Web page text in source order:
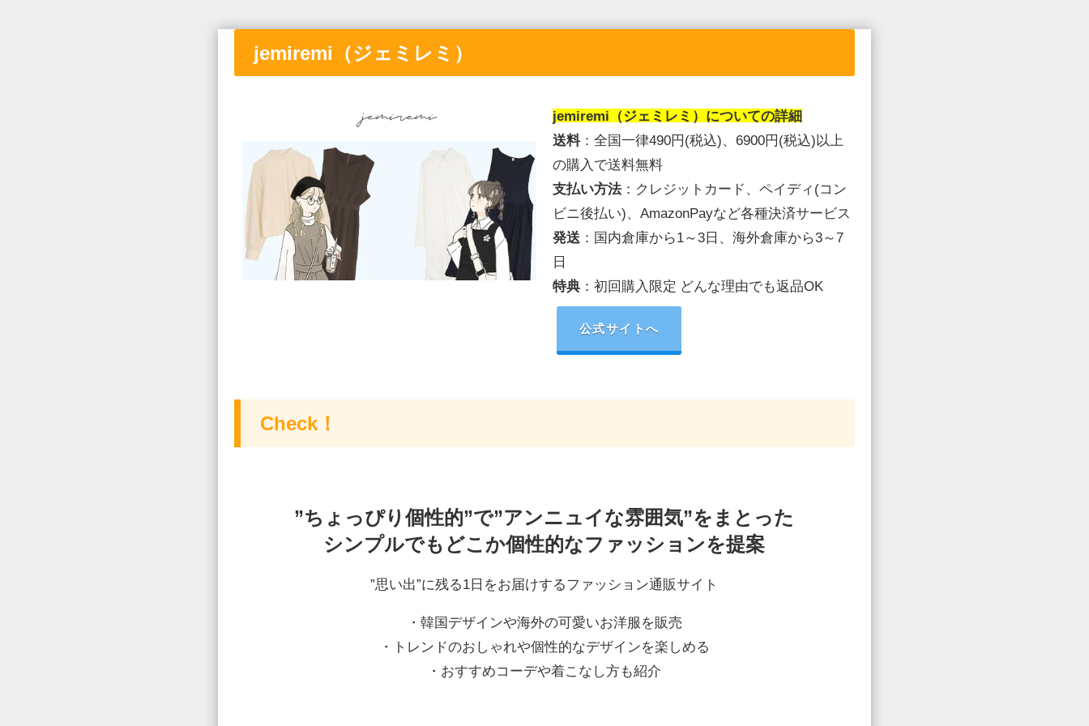
jemiremi（ジェミレミ）
jemiremi（ジェミレミ） についての詳細
送料：全国一律490円(税込)、6900円(税込)以上
の購入で送料無料
支払い方法：クレジットカード、ペイディ(コン
ビニ後払い)、AmazonPayなど各種決済サービス
発送 ：国内倉庫から1～3日、海外倉庫から3～7
日
特典：初回購入限定 どんな理由でも返品OK
公式サイトへ
Check！
”ちょっぴり個性的”で”アンニュイな雰囲気”をまとった
シンプルでもどこか個性的なファッションを提案
”思い出”に残る1日をお届けするファッション通販サイト
・韓国デザインや海外の可愛いお洋服を販売
・トレンドのおしゃれや個性的なデザインを楽しめる
・おすすめコーデや着こなし方も紹介